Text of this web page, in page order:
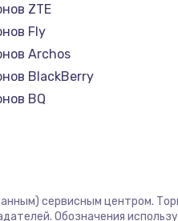
ZTE
Fly
Archos
BlackBerry
BQ
Irbis
сервисным центром.
Обозначения